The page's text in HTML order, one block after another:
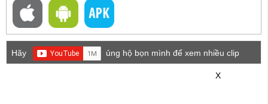
Hãy
ủng hộ bọn mình để xem nhiều clip
X